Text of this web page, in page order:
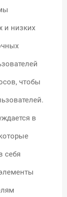
и низких
чтобы
в
себя